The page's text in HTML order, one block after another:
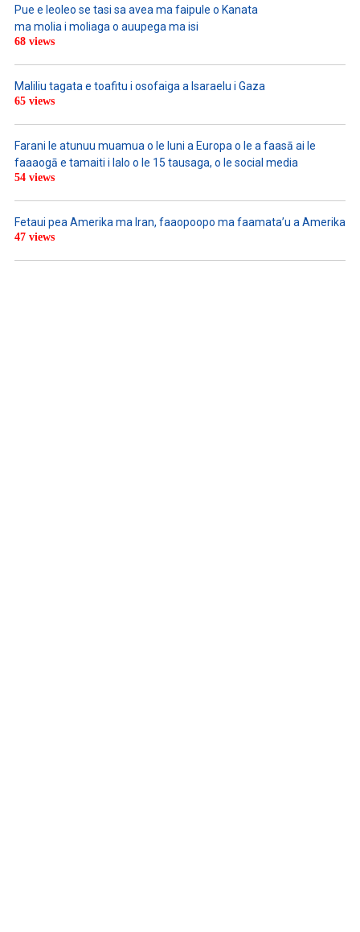
Pue e leoleo se tasi sa avea ma faipule o Kanata
ma molia i moliaga o auupega ma isi
68 views
Maliliu tagata e toafitu i osofaiga a Isaraelu i Gaza
65 views
Farani le atunuu muamua o le Iuni a Europa o le a faasā ai le
faaaogā e tamaiti i lalo o le 15 tausaga, o le social media
54 views
Fetaui pea Amerika ma Iran, faaopoopo ma faamata’u a Amerika
47 views